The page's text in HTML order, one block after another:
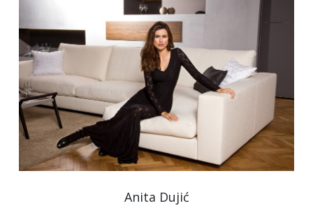
Anita Dujić